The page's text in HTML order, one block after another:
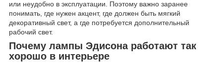
или неудобно в эксплуатации. Поэтому важно заранее
понимать, где нужен акцент, где должен быть мягкий
декоративный свет, а где потребуется дополнительный
рабочий свет.
Почему лампы Эдисона работают так
хорошо в интерьере